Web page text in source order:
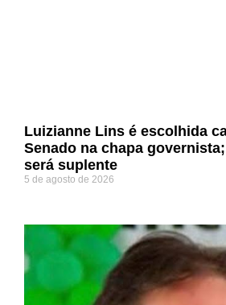
Luizianne Lins é escolhida
Senado na chapa
será suplente
5 de agosto de 2026